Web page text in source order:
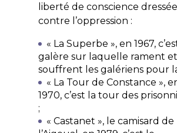
liberté de conscience dressée
contre l’oppression :
« La Superbe », en 1967,
galère sur laquelle rament et
souffrent les galériens pour
« La Tour de Constance »,
1970, c’est la tour des
;
« Castanet », le camisard de